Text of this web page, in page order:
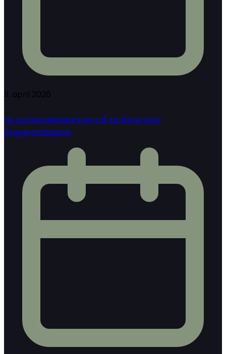
9. april 2026
Ny samarbejdspartner på konferencen
Byggeretdagene